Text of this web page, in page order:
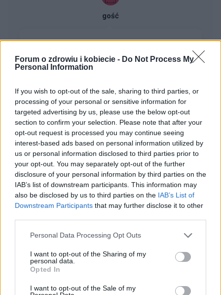
Forum o zdrowiu i kobiecie - Do Not Process My
Personal Information
If you wish to opt-out of the sale, sharing to third parties, or
processing of your personal or sensitive information for
targeted advertising by us, please use the below opt-out
section to confirm your selection. Please note that after your
opt-out request is processed you may continue seeing
interest-based ads based on personal information utilized by
us or personal information disclosed to third parties prior to
your opt-out. You may separately opt-out of the further
disclosure of your personal information by third parties on the
IAB’s list of downstream participants. This information may
also be disclosed by us to third parties on the IAB’s List of
Downstream Participants that may further disclose it to other
Personal Data Processing Opt Outs
I want to opt-out of the Sharing of my
personal data.
Opted In
I want to opt-out of the Sale of my
gość
Możecie polecić coś skutecznego na
opryszczkę? Ciągle mi wraca, teraz znów
się jakoś nie goi za specjalnie, nie chciało mi się
iść do apteki i mam za swoje, myslicie ze jest
sens jeszcze coś kupić do smarowania?
Forum:Wygląd i pielęgnacja
Gdzie wybielić w Łodzi zeby przed ślubem
Hej dziewczyny Doradzicie gdzie w Łodzi ładnie i
skutecznie wybielić zeby? :) Dodam,ze jeden zab
jest martwy :(
Forum:
Wygląd i pielęgnacja
Jaki wybrać sklep internetowy?